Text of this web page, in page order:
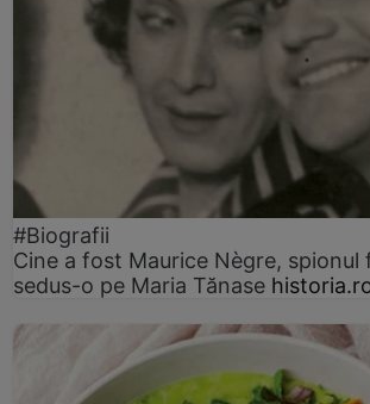
#Biografii
Cine a fost Maurice Nègre, spionul
sedus-o pe Maria Tănase